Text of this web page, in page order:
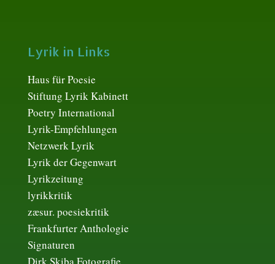
Lyrik in Links
Haus für Poesie
Stiftung Lyrik Kabinett
Poetry International
Lyrik-Empfehlungen
Netzwerk Lyrik
Lyrik der Gegenwart
Lyrikzeitung
lyrikkritik
zæsur. poesiekritik
Frankfurter Anthologie
Signaturen